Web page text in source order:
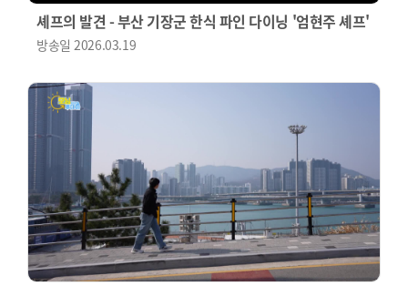
셰프의 발견 - 부산 기장군 한식 파인 다이닝 '엄현주 셰프'
방송일2026.03.19